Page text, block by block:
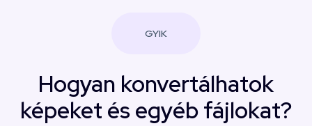
GYIK
Hogyan konvertálhatok
képeket és egyéb fájlokat?